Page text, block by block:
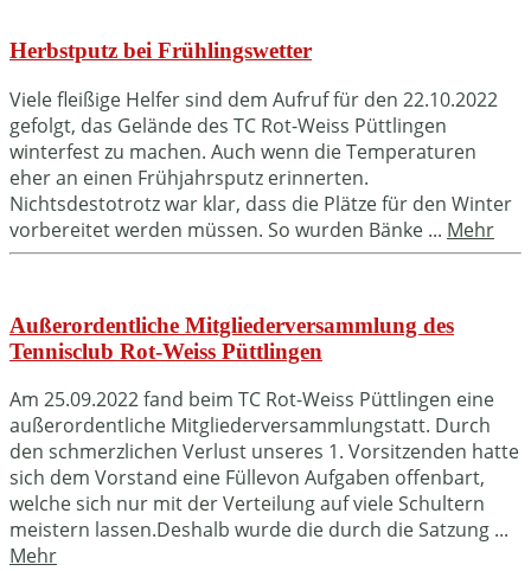
Herbstputz bei Frühlingswetter
Viele fleißige Helfer sind dem Aufruf für den 22.10.2022
gefolgt, das Gelände des TC Rot-Weiss Püttlingen
winterfest zu machen. Auch wenn die Temperaturen
eher an einen Frühjahrsputz erinnerten.
Nichtsdestotrotz war klar, dass die Plätze für den Winter
vorbereitet werden müssen. So wurden Bänke ... Mehr
Außerordentliche Mitgliederversammlung des
Tennisclub Rot-Weiss Püttlingen
Am 25.09.2022 fand beim TC Rot-Weiss Püttlingen eine
außerordentliche Mitgliederversammlungstatt. Durch
den schmerzlichen Verlust unseres 1. Vorsitzenden hatte
sich dem Vorstand eine Füllevon Aufgaben offenbart,
welche sich nur mit der Verteilung auf viele Schultern
meistern lassen.Deshalb wurde die durch die Satzung ...
Mehr